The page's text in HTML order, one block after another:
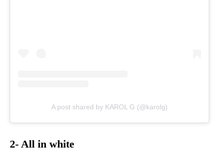
A post shared by KAROL G (@karolg)
2- All in white